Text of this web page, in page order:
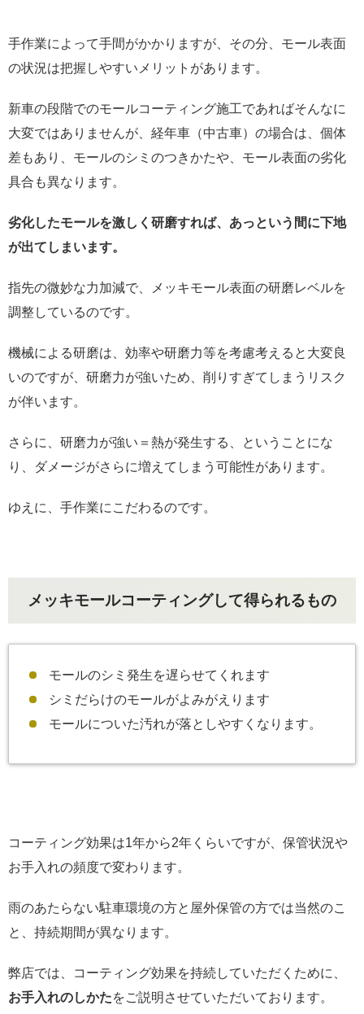
手作業によって手間がかかりますが、その分、モール表面
の状況は把握しやすいメリットがあります。
新車の段階でのモールコーティング施工であればそんなに
大変ではありませんが、経年車（中古車）の場合は、個体
差もあり、モールのシミのつきかたや、モール表面の劣化
具合も異なります。
劣化したモールを激しく研磨すれば、あっという間に下地
が出てしまいます。
指先の微妙な力加減で、メッキモール表面の研磨レベルを
調整しているのです。
機械による研磨は、効率や研磨力等を考慮考えると大変良
いのですが、研磨力が強いため、削りすぎてしまうリスク
が伴います。
さらに、研磨力が強い＝熱が発生する、ということにな
り、ダメージがさらに増えてしまう可能性があります。
ゆえに、手作業にこだわるのです。
メッキモールコーティングして得られるもの
モールのシミ発生を遅らせてくれます
シミだらけのモールがよみがえります
モールについた汚れが落としやすくなります。
コーティング効果は1年から2年くらいですが、保管状況や
お手入れの頻度で変わります。
雨のあたらない駐車環境の方と屋外保管の方では当然のこ
と、持続期間が異なります。
弊店では、コーティング効果を持続していただくために、
お手入れのしかたをご説明させていただいております。